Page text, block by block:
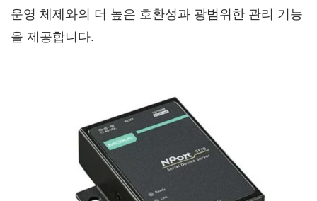
운영 체제와의 더 높은 호환성과 광범위한 관리 기능
을 제공합니다.